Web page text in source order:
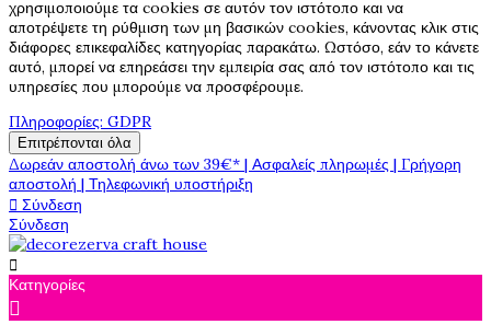
χρησιμοποιούμε τα cookies σε αυτόν τον ιστότοπο και να
αποτρέψετε τη ρύθμιση των μη βασικών cookies, κάνοντας κλικ στις
διάφορες επικεφαλίδες κατηγορίας παρακάτω. Ωστόσο, εάν το κάνετε
αυτό, μπορεί να επηρεάσει την εμπειρία σας από τον ιστότοπο και τις
υπηρεσίες που μπορούμε να προσφέρουμε.
Πληροφορίες: GDPR
Επιτρέπονται όλα
Δωρεάν αποστολή άνω των 39€* | Ασφαλείς πληρωμές | Γρήγορη
αποστολή | Τηλεφωνική υποστήριξη
 Σύνδεση
Σύνδεση

Κατηγορίες
